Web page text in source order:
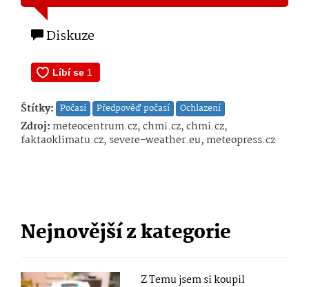
Diskuze
Štítky: Počasí Předpověď počasí Ochlazení
Zdroj: meteocentrum.cz, chmi.cz, chmi.cz,
faktaoklimatu.cz, severe-weather.eu, meteopress.cz
Nejnovější z kategorie
Z Temu jsem si koupil